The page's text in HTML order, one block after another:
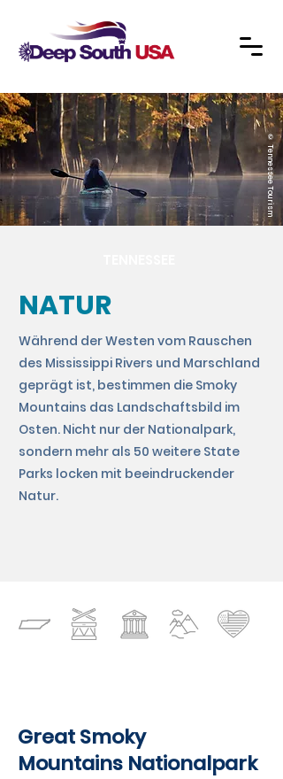
© Tennessee Tourism
NATUR
Während der Westen vom Rauschen
des Mississippi Rivers und Marschland
geprägt ist, bestimmen die Smoky
Mountains das Landschaftsbild im
Osten. Nicht nur der Nationalpark,
sondern mehr als 50 weitere State
Parks locken mit beeindruckender
Natur.
Great Smoky
Mountains Nationalpark